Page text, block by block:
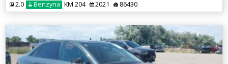
2.0 Benzyna KM 204 2021 86430